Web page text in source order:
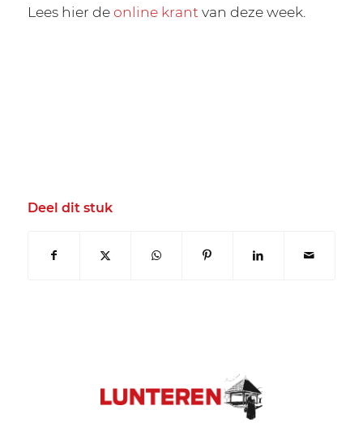
Lees hier deonline krant van deze week.
Deel dit stuk